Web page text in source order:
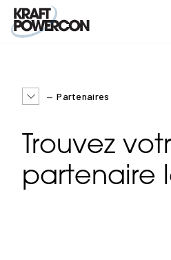
Partenaires
Trouvez
partenaire